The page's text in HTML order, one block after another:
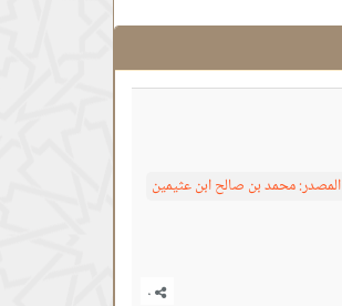
المصدر:محمد بن صالح ابن عثيمين